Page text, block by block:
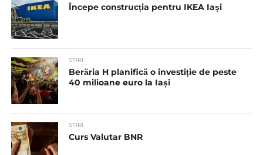
Începe construcția pentru IKEA Iași
STIRI
Berăria H planifică o investiție de peste
40 milioane euro la Iași
STIRI
Curs Valutar BNR